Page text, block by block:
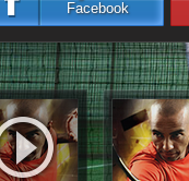
Facebook